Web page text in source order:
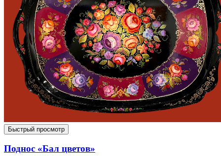
Быстрый просмотр
Поднос «Бал цветов»